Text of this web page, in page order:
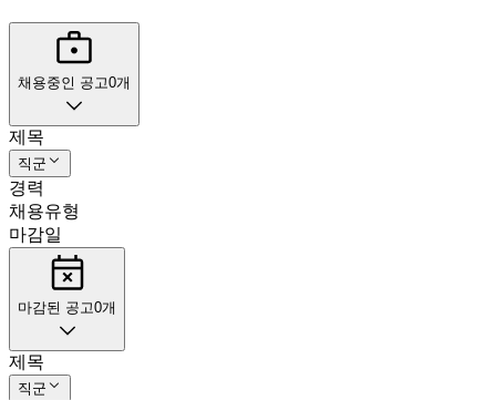
채용중인 공고0개
제목
직군
경력
채용유형
마감일
마감된 공고0개
제목
직군